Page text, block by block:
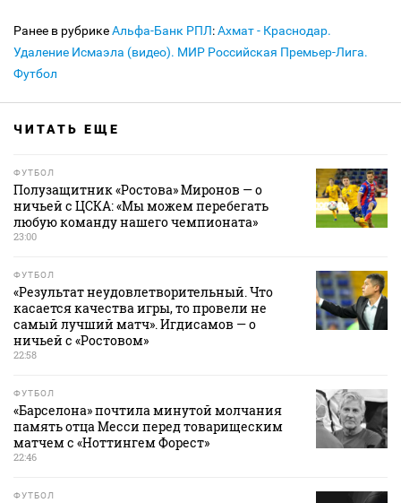
Ранее в рубрикеАльфа-Банк РПЛ:Ахмат - Краснодар.
Удаление Исмаэла (видео). МИР Российская Премьер-Лига.
Футбол
ЧИТАТЬ ЕЩЕ
ФУТБОЛ
Полузащитник «Ростова» Миронов — о
ничьей с ЦСКА: «Мы можем перебегать
любую команду нашего чемпионата»
23:00
ФУТБОЛ
«Результат неудовлетворительный. Что
касается качества игры, то провели не
самый лучший матч». Игдисамов — о
ничьей с «Ростовом»
22:58
ФУТБОЛ
«Барселона» почтила минутой молчания
память отца Месси перед товарищеским
матчем с «Ноттингем Форест»
22:46
ФУТБОЛ